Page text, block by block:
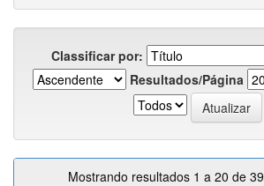
Classificar por:
Resultados/Página
Mostrando resultados 1 a 20 de 39